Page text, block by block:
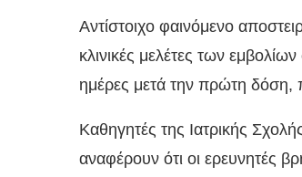
Αντίστοιχο φαινόμενο
κλινικές μελέτες των
ημέρες μετά την πρώτη δόση,
Καθηγητές της Ιατρικής
αναφέρουν ότι οι ερευνητές